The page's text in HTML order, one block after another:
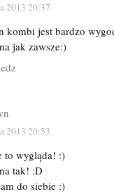
2013 20:37
kombi jest bardzo
jak zawsze:)
2013 20:53
to wygląda! :)
tak! :D
do siebie :)